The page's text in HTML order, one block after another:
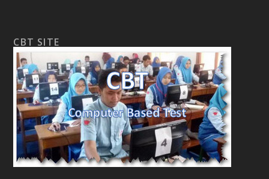
CBT SITE